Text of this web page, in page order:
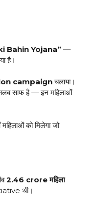
Bahin Yojana” —
है।
campaignचलाया।
साफ है — इन महिलाओं
को मिलेगा जो
2.46 crore महिला
थी।